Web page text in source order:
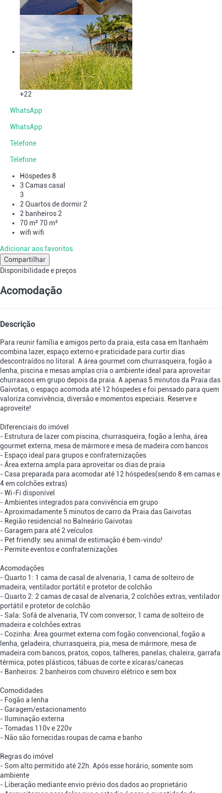
+22
WhatsApp
WhatsApp
Telefone
Telefone
Hóspedes8
3 Camas casal
3
2 Quartos de dormir 2
2 banheiros 2
70 m² 70 m²
wifi wifi
Adicionar aos favoritos
Compartilhar
Disponibilidade e preços
Acomodação
Descrição
Para reunir família e amigos perto da praia, esta casa em Itanhaém
combina lazer, espaço externo e praticidade para curtir dias
descontraídos no litoral. A área gourmet com churrasqueira, fogão a
lenha, piscina e mesas amplas cria o ambiente ideal para aproveitar
churrascos em grupo depois da praia. A apenas 5 minutos da Praia das
Gaivotas, o espaço acomoda até 12 hóspedes e foi pensado para quem
valoriza convivência, diversão e momentos especiais. Reserve e
aproveite!
Diferenciais do imóvel
- Estrutura de lazer com piscina, churrasqueira, fogão a lenha, área
gourmet externa, mesa de mármore e mesa de madeira com bancos
- Espaço ideal para grupos e confraternizações
- Área externa ampla para aproveitar os dias de praia
- Casa preparada para acomodar até 12 hóspedes(sendo 8 em camas e
4 em colchões extras)
- Wi-Fi disponível
- Ambientes integrados para convivência em grupo
- Aproximadamente 5 minutos de carro da Praia das Gaivotas
- Região residencial no Balneário Gaivotas
- Garagem para até 2 veículos
- Pet friendly: seu animal de estimação é bem-vindo!
- Permite eventos e confraternizações
Acomodações
- Quarto 1: 1 cama de casal de alvenaria, 1 cama de solteiro de
madeira, ventilador portátil e protetor de colchão
- Quarto 2: 2 camas de casal de alvenaria, 2 colchões extras, ventilador
portátil e protetor de colchão
- Sala: Sofá de alvenaria, TV com conversor, 1 cama de solteiro de
madeira e colchões extras
- Cozinha: Área gourmet externa com fogão convencional, fogão a
lenha, geladeira, churrasqueira, pia, mesa de mármore, mesa de
madeira com bancos, pratos, copos, talheres, panelas, chaleira, garrafa
térmica, potes plásticos, tábuas de corte e xícaras/canecas
- Banheiros: 2 banheiros com chuveiro elétrico e sem box
Comodidades
- Fogão a lenha
- Garagem/estacionamento
- Iluminação externa
- Tomadas 110v e 220v
- Não são fornecidas roupas de cama e banho
Regras do imóvel
- Som alto permitido até 22h. Após esse horário, somente som
ambiente
- Liberação mediante envio prévio dos dados ao proprietário